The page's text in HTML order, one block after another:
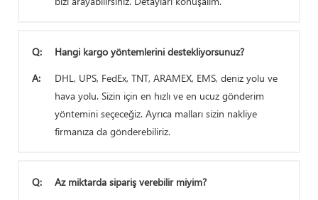
Q:
Hangi kargo yöntemlerini destekliyorsunuz?
A:
DHL, UPS, FedEx, TNT, ARAMEX, EMS, deniz yolu ve
hava yolu. Sizin için en hızlı ve en ucuz gönderim
yöntemini seçeceğiz. Ayrıca malları sizin nakliye
firmanıza da gönderebiliriz.
Q:
Az miktarda sipariş verebilir miyim?